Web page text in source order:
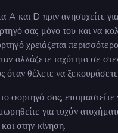
A και D πριν ανησυχείτε
σας μόνο του και να
χρειάζεται
αλλάζετε ταχύτητα σε
όταν θέλετε να
φορτηγό σας,
για τυχόν
στην κίνηση.